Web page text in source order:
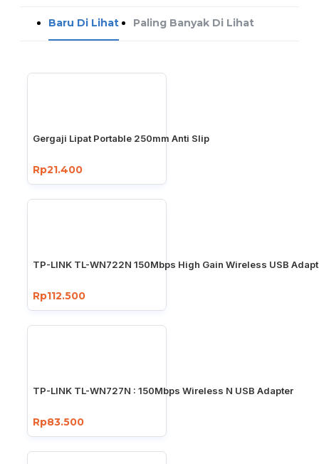
Baru Di Lihat Paling Banyak Di Lihat
Gergaji Lipat Portable 250mm Anti Slip
Rp21.400
TP-LINK TL-WN722N 150Mbps High Gain Wireless USB
Rp112.500
TP-LINK TL-WN727N : 150Mbps Wireless N USB Adapter
Rp83.500